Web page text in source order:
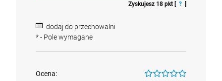
Zyskujesz 18 pkt [ ? ]
dodaj do przechowalni
*- Pole wymagane
Ocena: